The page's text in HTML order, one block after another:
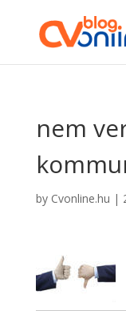
nem
by Cvonline.hu |